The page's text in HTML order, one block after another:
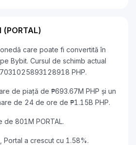
care poate fi convertită în
Bybit. Cursul de schimb actual
PHP.
de piață de ₱693.67M PHP și un
de 24 de ore de ₱1.15B PHP.
de 801M PORTAL.
Portal a crescut cu 1.58%.